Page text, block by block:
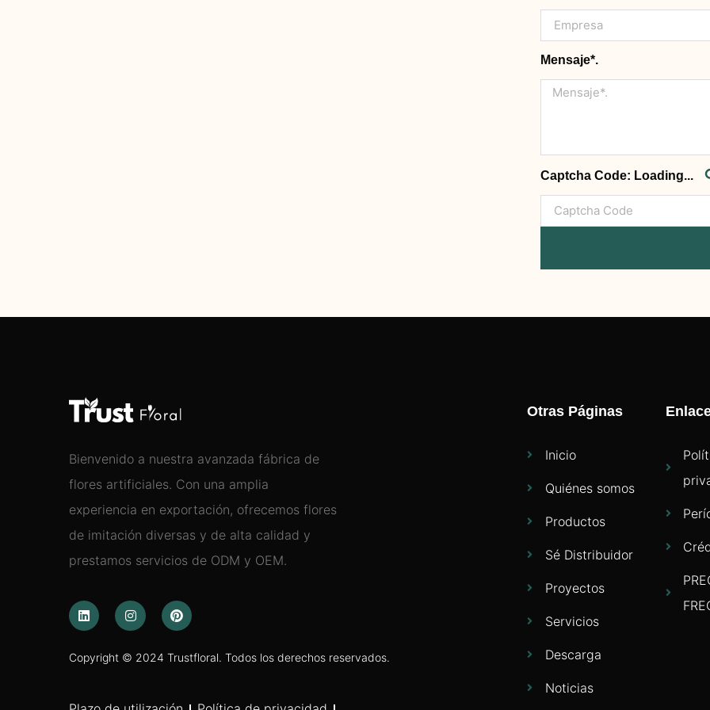
Mensaje*.
Captcha Code: Loading...
Bienvenido a nuestra avanzada fábrica de
flores artificiales. Con una amplia
experiencia en exportación, ofrecemos flores
de imitación diversas y de alta calidad y
prestamos servicios de ODM y OEM.
Copyright © 2024 Trustfloral. Todos los derechos reservados.
Otras Páginas
Inicio
Quiénes somos
Productos
Sé Distribuidor
Proyectos
Servicios
Descarga
Noticias